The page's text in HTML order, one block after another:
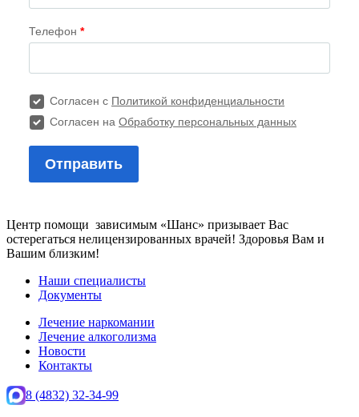
Центр помощи зависимым «Шанс» призывает Вас
остерегаться нелицензированных врачей! Здоровья Вам и
Вашим близким!
Наши специалисты
Документы
Лечение наркомании
Лечение алкоголизма
Новости
Контакты
8 (4832) 32-34-99